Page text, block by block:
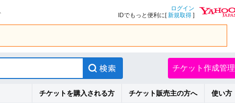
ログイン
IDでもっと便利に[新規取得 ]
チケット作成管理
チケットを購入される方 チケット販売主の方へ 使い方